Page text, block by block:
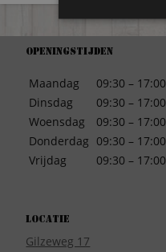
Openingstijden
Maandag
Dinsdag
Woensdag
Donderdag
Vrijdag
09:30 – 17:00
09:30 – 17:00
09:30 – 17:00
09:30 – 17:00
09:30 – 17:00
Locatie
Gilzeweg 17